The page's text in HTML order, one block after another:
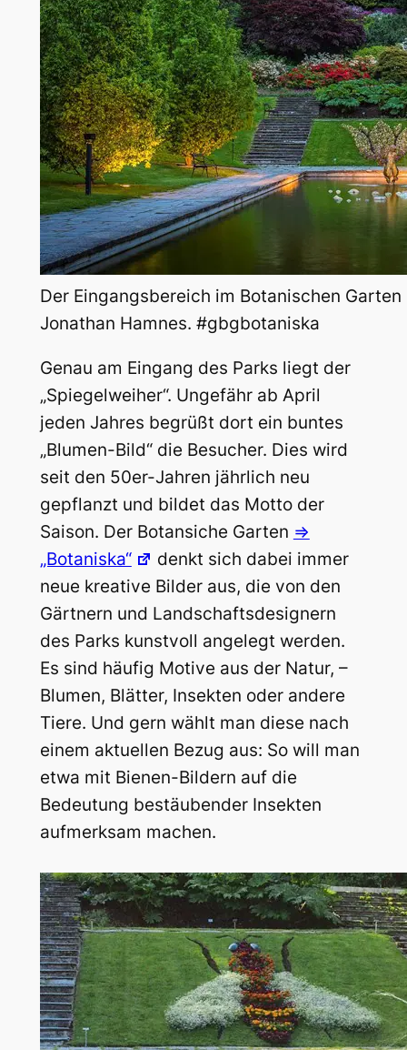
Der Eingangsbereich im Botanischen
Jonathan Hamnes. #gbgbotaniska
Genau am Eingang des Parks liegt der
„Spiegelweiher“. Ungefähr ab April
jeden Jahres begrüßt dort ein buntes
„Blumen-Bild“ die Besucher. Dies wird
seit den 50er-Jahren jährlich neu
gepflanzt und bildet das Motto der
Saison. Der Botansiche Garten =>
„Botaniska“
denkt sich dabei immer
neue kreative Bilder aus, die von den
Gärtnern und Landschaftsdesignern
des Parks kunstvoll angelegt werden.
Es sind häufig Motive aus der Natur, –
Blumen, Blätter, Insekten oder andere
Tiere. Und gern wählt man diese nach
einem aktuellen Bezug aus: So will man
etwa mit Bienen-Bildern auf die
Bedeutung bestäubender Insekten
aufmerksam machen.